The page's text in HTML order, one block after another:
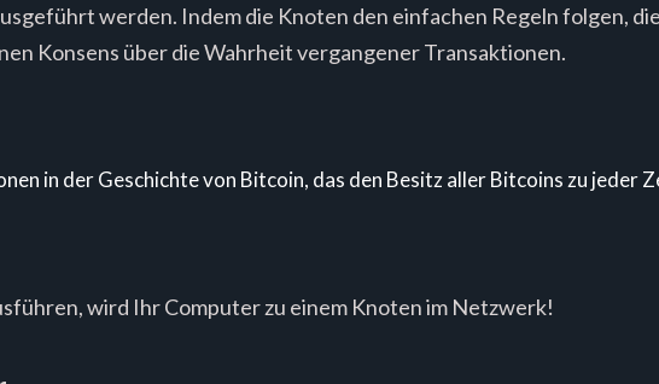
werden. Indem die Knoten den einfachen Regeln folgen,
Konsens über die Wahrheit vergangener Transaktionen.
in der Geschichte von Bitcoin, das den Besitz aller Bitcoins zu jeder
wird Ihr Computer zu einem Knoten im Netzwerk!